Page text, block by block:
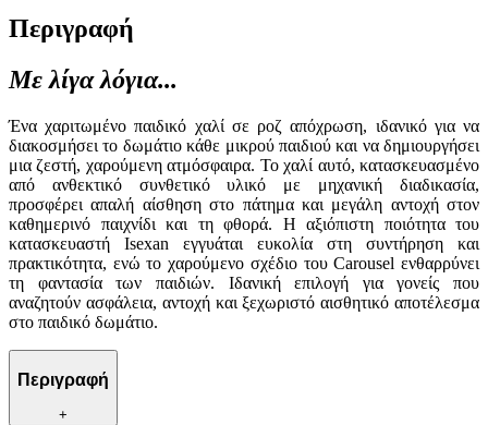
Περιγραφή
Με λίγα λόγια...
Ένα χαριτωμένο παιδικό χαλί σε ροζ απόχρωση, ιδανικό για να
διακοσμήσει το δωμάτιο κάθε μικρού παιδιού και να δημιουργήσει
μια ζεστή, χαρούμενη ατμόσφαιρα. Το χαλί αυτό, κατασκευασμένο
από ανθεκτικό συνθετικό υλικό με μηχανική διαδικασία,
προσφέρει απαλή αίσθηση στο πάτημα και μεγάλη αντοχή στον
καθημερινό παιχνίδι και τη φθορά. Η αξιόπιστη ποιότητα του
κατασκευαστή Isexan εγγυάται ευκολία στη συντήρηση και
πρακτικότητα, ενώ το χαρούμενο σχέδιο του Carousel ενθαρρύνει
τη φαντασία των παιδιών. Ιδανική επιλογή για γονείς που
αναζητούν ασφάλεια, αντοχή και ξεχωριστό αισθητικό αποτέλεσμα
στο παιδικό δωμάτιο.
Περιγραφή
+